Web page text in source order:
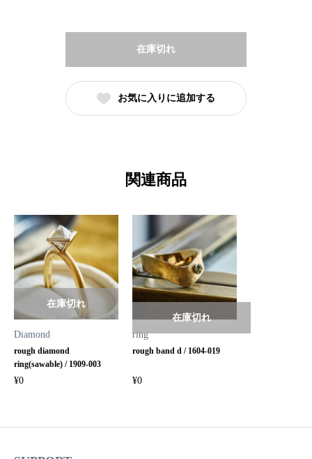
在庫切れ
お気に入りに追加する
関連商品
Diamond
rough diamond
ring(sawable) / 1909-003
¥0
在庫切れ
ring
rough band d / 1604-019
¥0
在庫切れ